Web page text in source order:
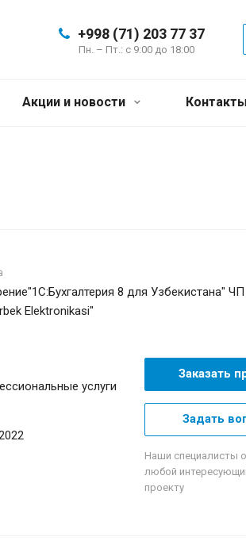
+998 (71) 203 77 37
Пн. – Пт.: с 9:00 до 18:00
Акции и новости Контакты
8 для Узбекистана"
Elektronikasi"
услуги
Заказать
Задать
Наши специалисты
любой
проекту